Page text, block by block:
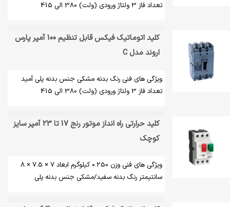
تعداد فاز 3 ولتاژ ورودی (ولت) 380 الی 415
کلید اتوماتیک فیکس قابل تنظیم 100 آمپر پارس
اروند مدل C
ویژگی های فنی رنگ بدنه مشکی جنس بدنه پلی آمید
تعداد فاز 3 ولتاژ ورودی (ولت) 380 الی 415
کلید حرارتی راه انداز موتور رنج 17 تا 23 آمپر سایز
کوچک
ویژگی های فنی وزن 0.250 کیلوگرم ابعاد 7 × 7.5 × 8
سانتیمتر رنگ بدنه سفید/مشکی جنس بدنه پلی